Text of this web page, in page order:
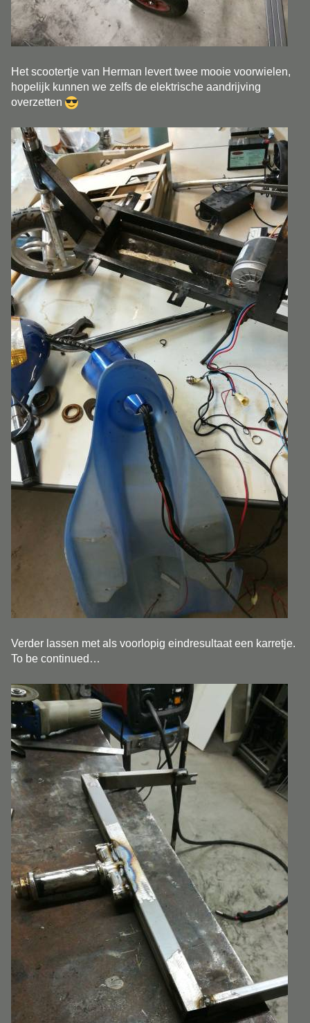
Het scootertje van Herman levert twee mooie voorwielen,
hopelijk kunnen we zelfs de elektrische aandrijving
overzetten
Verder lassen met als voorlopig eindresultaat een karretje.
To be continued…